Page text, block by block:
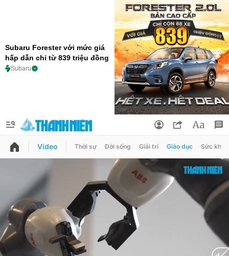
Subaru Forester với mức giá
hấp dẫn chỉ từ 839 triệu đồng
Subaru
QUẢNG CÁO
Chuyên mục
Chuyên mục khác
Thông tin tài khoản
Đổi mật khẩu
Tin đã lưu
Tin đã xem
Video Thời sự Đời sống Giải trí Giáo dục Sức khỏe